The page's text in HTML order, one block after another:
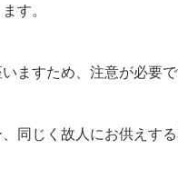
す。
ますため、注意が必要で
同じく故人にお供えす